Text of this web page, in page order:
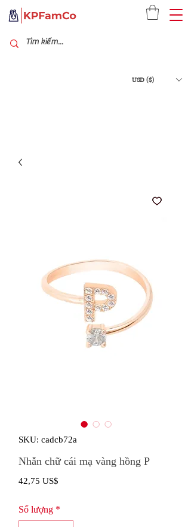
USD ($)
SKU: cadcb72a
Nhẫn chữ cái mạ vàng hồng P
42,75 US$
Số lượng *